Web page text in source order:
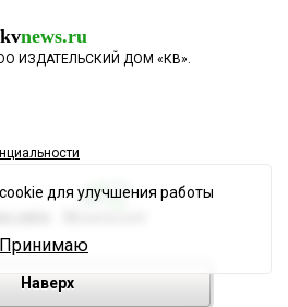
kvnews.ru
ИЗДАТЕЛЬСКИЙ ДОМ «КВ».
сайта
Наверх
для улучшения работы
Принимаю